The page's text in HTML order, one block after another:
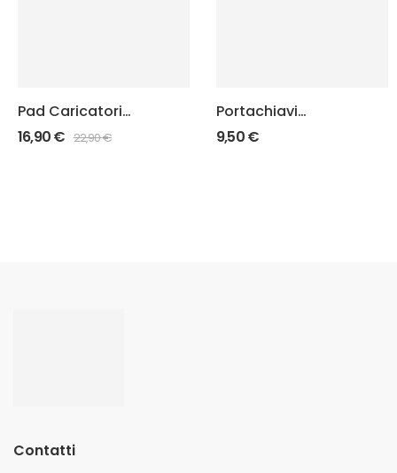
Pad Caricatori
Glock
16,90€ 22,90€
Portachiavi
“Defence Squad”
9,50€
Contatti